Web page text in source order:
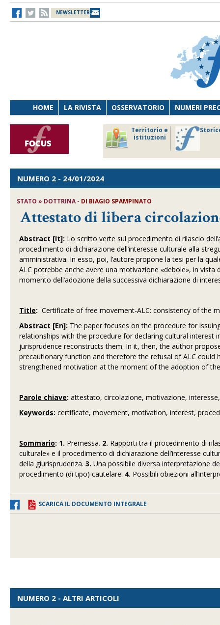
NEWSLETTER
HOME LA RIVISTA OSSERVATORIO NUMERI
Territorio e
istituzioni
NUMERO 2 - 24/01/2024
STATO » DOTTRINA - DI BIAGIO SPAMPINATO
Attestato di libera
Abstract [It]: Lo scritto verte sul procedimento di rilascio
procedimento di dichiarazione dell’interesse culturale alla
amministrativa. In esso, poi, l’autore propone la tesi per la
ALC potrebbe anche avere una motivazione «debole», in
momento dell’adozione della successiva dichiarazione di
Title: Certificate of free movement-ALC: consistency of the
Abstract [En]: The paper focuses on the procedure for
relationships with the procedure for declaring cultural
jurisprudence reconstructs them. In it, then, the author
precautionary function and therefore the refusal of ALC
strengthened motivation at the moment of the adoption of
Parole chiave: attestato, circolazione, motivazione,
Keywords: certificate, movement, motivation, interest,
Sommario: 1. Premessa. 2. Rapporti tra il procedimento di
culturale» e il procedimento di dichiarazione dell’interesse
della giurisprudenza.3.Una possibile diversa interpretazione
procedimento (di tipo) cautelare. 4. Possibili obiezioni
SCARICA IL DOCUMENTO INTEGRALE
NUMERO 2 - ALTRI ARTICOLI